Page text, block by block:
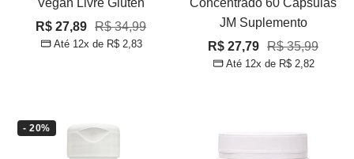
Preço
promocional
R$ 27,89 Preço
normal
R$ 34,99
Até 12x de R$ 2,83
JM Suplemento
Preço
promocional
R$ 27,79 Preço
normal
R$ 35,99
Até 12x de R$ 2,82
- 20%